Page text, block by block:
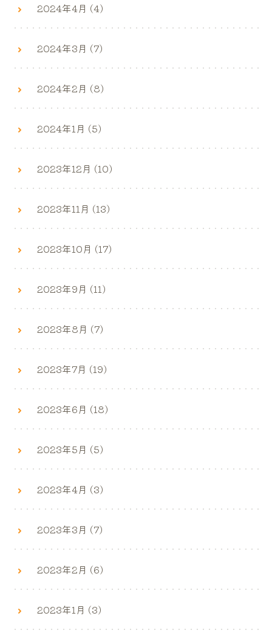
2024年4月 (4)
2024年3月 (7)
2024年2月 (8)
2024年1月 (5)
2023年12月 (10)
2023年11月 (13)
2023年10月 (17)
2023年9月 (11)
2023年8月 (7)
2023年7月 (19)
2023年6月 (18)
2023年5月 (5)
2023年4月 (3)
2023年3月 (7)
2023年2月 (6)
2023年1月 (3)